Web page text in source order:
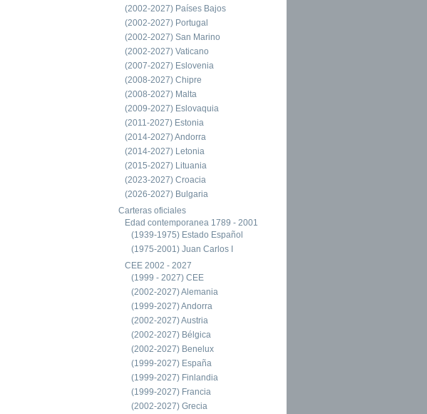
(2002-2027) Países Bajos
(2002-2027) Portugal
(2002-2027) San Marino
(2002-2027) Vaticano
(2007-2027) Eslovenia
(2008-2027) Chipre
(2008-2027) Malta
(2009-2027) Eslovaquia
(2011-2027) Estonia
(2014-2027) Andorra
(2014-2027) Letonia
(2015-2027) Lituania
(2023-2027) Croacia
(2026-2027) Bulgaria
Carteras oficiales
Edad contemporanea 1789 - 2001
(1939-1975) Estado Español
(1975-2001) Juan Carlos I
CEE 2002 - 2027
(1999 - 2027) CEE
(2002-2027) Alemania
(1999-2027) Andorra
(2002-2027) Austria
(2002-2027) Bélgica
(2002-2027) Benelux
(1999-2027) España
(1999-2027) Finlandia
(1999-2027) Francia
(2002-2027) Grecia